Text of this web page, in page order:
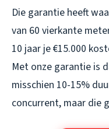
Die garantie heeft
van 60 vierkante
10 jaar je €15.000
Met onze garantie is
misschien 10-15%
concurrent, maar die